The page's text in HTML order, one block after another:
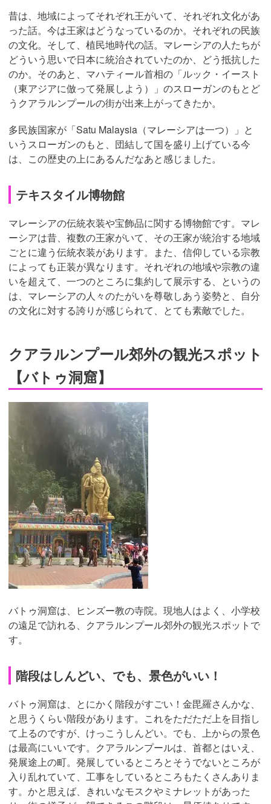
昔は、地域によってそれぞれ王がいて、それぞれ文化があ
った話。今は王家はどうなっているのか。それぞれの民族
の文化。そして、植民地時代の話。マレーシアの人たちが
どういう思いで日本に統治されていたのか、どう抵抗した
のか。そのあと、マハティール首相の「ルック・イースト
（東アジアに倣って発展しよう）」のスローガンのもとど
うクアラルンプールの街が出来上がってきたか。
多民族国家が「Satu Malaysia（マレーシアは一つ）」と
いうスローガンのもと、団結して国を盛り上げている今
は、この歴史の上にあるんだなあと感じました。
テキスタイル博物館
マレーシアの伝統衣装や宝飾品に関する博物館です。マレ
ーシアは昔、複数の王家がいて、その王家が統治する地域
ごとに違う伝統衣装があります。また、信仰している宗教
によっても正装が異なります。それぞれの地域や宗教の違
いを超えて、一つのところに集約して展示する、というの
は、マレーシアの人々のたがいを尊敬しあう姿勢と、自分
の文化に対する誇りが感じられて、とても素敵でした。
クアラルンプール郊外の観光スポット
【バトゥ洞窟】
バトゥ洞窟は、ヒンズー教の寺院。現地人はよく、小学校
の遠足で訪れる、クアラルンプール郊外の観光スポットで
す。
階段はしんどい、でも、景色がいい！
バトゥ洞窟は、とにかく階段がすごい！金毘羅さんかな、
と思うくらい階段があります。これをただただ上を目指し
て上るのですが、けっこうしんどい。でも、上からの景色
は最高にいいです。クアラルンプールは、首都とはいえ、
発展途上の町。発展しているところとそうでないところが
入り乱れていて、工事をしているところもたくさんありま
す。かと思えば、きれいなモスクやミナレットがあった